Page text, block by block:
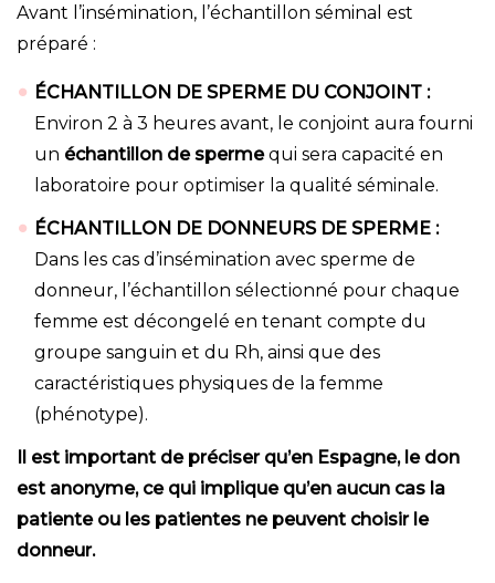
Avant l’insémination, l’échantillon séminal est
préparé :
ÉCHANTILLON DE SPERME DU CONJOINT :
Environ 2 à 3 heures avant, le conjoint aura fourni
un échantillon de spermequi sera capacité en
laboratoire pour optimiser la qualité séminale.
ÉCHANTILLON DE DONNEURS DE SPERME :
Dans les cas d’insémination avec sperme de
donneur, l’échantillon sélectionné pour chaque
femme est décongelé en tenant compte du
groupe sanguin et du Rh, ainsi que des
caractéristiques physiques de la femme
(phénotype).
Il est important de préciser qu’en Espagne, le don
est anonyme, ce qui implique qu’en aucun cas la
patiente ou les patientes ne peuvent choisir le
donneur.